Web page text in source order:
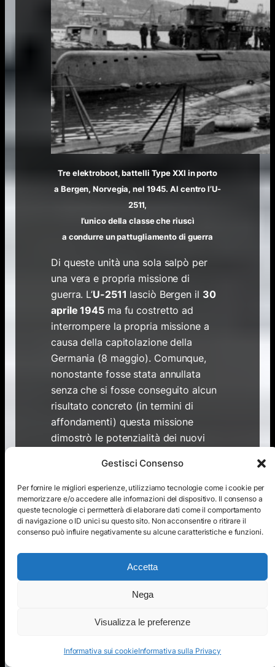
Gestisci Consenso
Per fornire le migliori esperienze, utilizziamo tecnologie come i cookie per
memorizzare e/o accedere alle informazioni del dispositivo. Il consenso a
queste tecnologie ci permetterà di elaborare dati come il comportamento
di navigazione o ID unici su questo sito. Non acconsentire o ritirare il
consenso può influire negativamente su alcune caratteristiche e funzioni.
Accetta
Nega
Visualizza le preferenze
Informativa sui cookieInformativa sulla Privacy
Tre elektroboot, battelli Type XXI in porto
a Bergen, Norvegia, nel 1945. Al centro l’U-
2511,
l’unico della classe che riuscì
a condurre un pattugliamento di guerra
Di queste unità una sola salpò per
una vera e propria missione di
guerra. L’U-2511 lasciò Bergen il 30
aprile 1945ma fu costretto ad
interrompere la propria missione a
causa della capitolazione della
Germania (8 maggio). Comunque,
nonostante fosse stata annullata
senza che si fosse conseguito alcun
risultato concreto (in termini di
affondamenti) questa missione
dimostrò le potenzialità dei nuovi
navi da guerra inglesi, l’U-
2511superò agevolmente lo schermo
protettivo delle unità di scorta,
Non vennero lanciati siluri in quanto
di impegnarsi in azioni di attacco
zona di operazioni.